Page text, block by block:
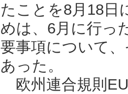
たことを8月18日
めは、6月に行っ
要事項について
あった。
欧州連合規則